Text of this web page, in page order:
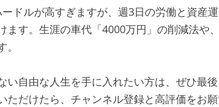
ドルが高すぎますが、週3日の労働と資産
ます。生涯の車代「4000万円」の削減法や
い自由な人生を手に入れたい方は、ぜひ最後
だけたら、チャンネル登録と高評価をお願